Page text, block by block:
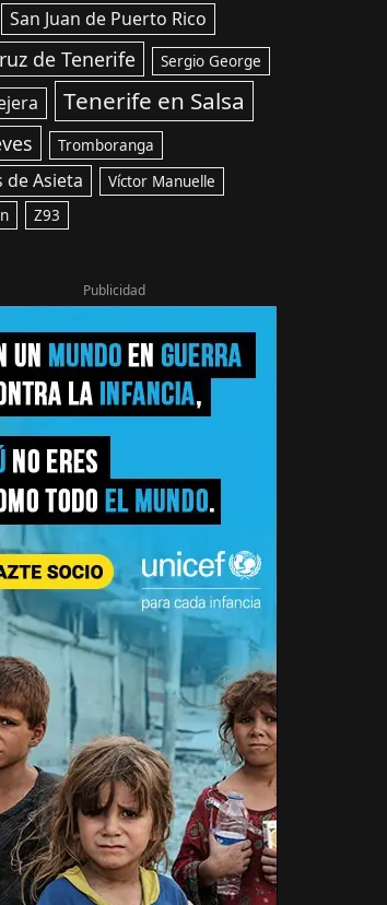
San Juan de Puerto Rico
de Tenerife Sergio George
Tenerife en Salsa
Tromboranga
de Asieta
Víctor Manuelle
Z93
Publicidad